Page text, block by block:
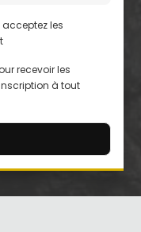
les
recevoir les
à tout